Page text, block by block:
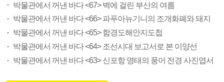
박물관에서 꺼낸 바다 <67> 벽에 걸린 부산의 여름
박물관에서 꺼낸 바다 <66> 파푸아뉴기니의 조개화폐와 돼지
박물관에서 꺼낸 바다 <65> 함경도해안지도첩
박물관에서 꺼낸 바다 <64> 조선시대 보고서로 본 이양선
박물관에서 꺼낸 바다 <63> 신포항 명태의 풍어 전경 사진엽서